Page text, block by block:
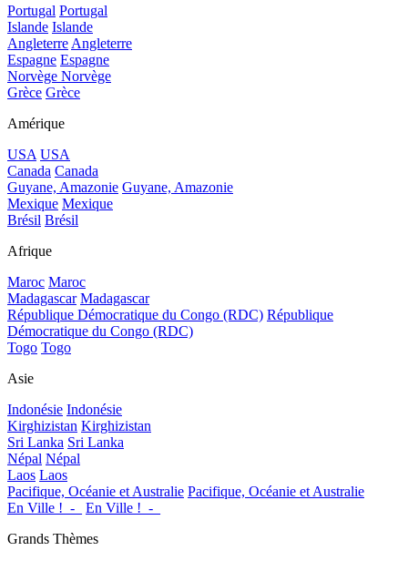
Portugal Portugal
Islande Islande
AngleterreAngleterre
Espagne Espagne
Norvège Norvège
Grèce Grèce
Amérique
USA USA
Canada Canada
Guyane, Amazonie Guyane, Amazonie
Mexique Mexique
Brésil Brésil
Afrique
Maroc Maroc
Madagascar Madagascar
République Démocratique du Congo (RDC) République
Démocratique du Congo (RDC)
Togo Togo
Asie
Indonésie Indonésie
Kirghizistan Kirghizistan
Sri Lanka Sri Lanka
Népal Népal
Laos Laos
Pacifique, Océanie et Australie Pacifique, Océanie et Australie
En Ville !_-_
En Ville !_-_
Grands Thèmes